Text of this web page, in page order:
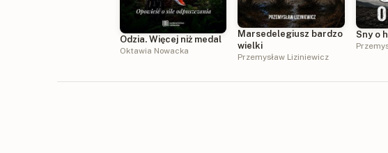
Odzia. Więcej niż medal
Oktawia Nowacka
Marsedelegiusz bardzo
wielki
Przemysław Liziniewicz
Sny o